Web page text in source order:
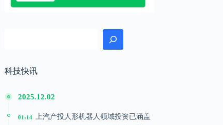
科技快讯
2025.12.02
01:14 上汽产投人形机器人领域投资已涵盖